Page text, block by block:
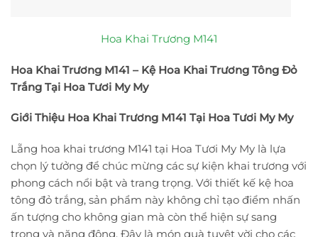
Hoa Khai Trương M141
Hoa Khai Trương M141 – Kệ Hoa Khai Trương Tông Đỏ
Trắng Tại Hoa Tươi My My
Giới Thiệu Hoa Khai Trương M141 Tại Hoa Tươi My My
Lẵng hoa khai trương M141 tại Hoa Tươi My My là lựa
chọn lý tưởng để chúc mừng các sự kiện khai trương với
phong cách nổi bật và trang trọng. Với thiết kế kệ hoa
tông đỏ trắng, sản phẩm này không chỉ tạo điểm nhấn
ấn tượng cho không gian mà còn thể hiện sự sang
trọng và năng động. Đây là món quà tuyệt vời cho các